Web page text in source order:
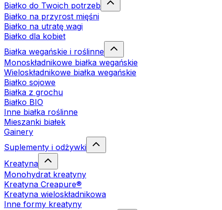
Białko do Twoich potrzeb
Białko na przyrost mięśni
Białko na utratę wagi
Białko dla kobiet
Białka wegańskie i roślinne
Monoskładnikowe białka wegańskie
Wieloskładnikowe białka wegańskie
Białko sojowe
Białka z grochu
Białko BIO
Inne białka roślinne
Mieszanki białek
Gainery
Suplementy i odżywki
Kreatyna
Monohydrat kreatyny
Kreatyna Creapure®
Kreatyna wieloskładnikowa
Inne formy kreatyny